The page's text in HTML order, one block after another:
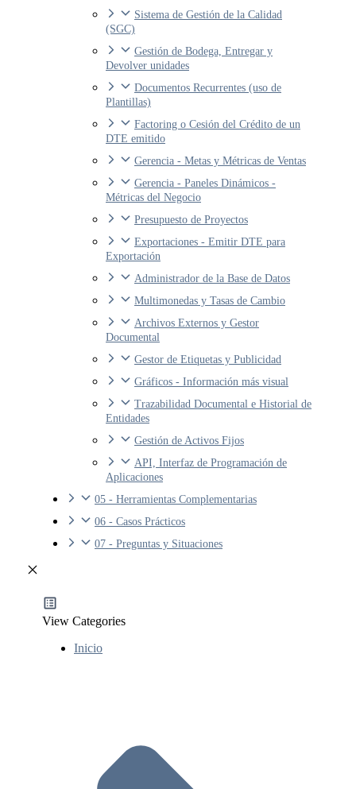
Sistema de Gestión de la Calidad
(SGC)
Gestión de Bodega, Entregar y
Devolver unidades
Documentos Recurrentes (uso de
Plantillas)
Factoring o Cesión del Crédito de un
DTE emitido
Gerencia - Metas y Métricas de Ventas
Gerencia - Paneles Dinámicos -
Métricas del Negocio
Presupuesto de Proyectos
Exportaciones - Emitir DTE para
Exportación
Administrador de la Base de Datos
Multimonedas y Tasas de Cambio
Archivos Externos y Gestor
Documental
Gestor de Etiquetas y Publicidad
Gráficos - Información más visual
Trazabilidad Documental e Historial de
Entidades
Gestión de Activos Fijos
API, Interfaz de Programación de
Aplicaciones
05 - Herramientas Complementarias
06 - Casos Prácticos
07 - Preguntas y Situaciones
View Categories
Inicio